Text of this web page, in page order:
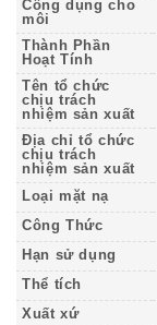
Công dụng cho
môi
Thành Phần
Hoạt Tính
Tên tổ chức
chịu trách
nhiệm sản xuất
Địa chỉ tổ chức
chịu trách
nhiệm sản xuất
Loại mặt nạ
Công Thức
Hạn sử dụng
Thể tích
Xuất xứ